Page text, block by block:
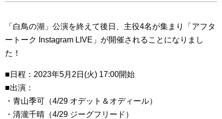
「白鳥の湖」公演を終えて後日、主役4名が集まり「アフタ
ートーク Instagram LIVE」が開催されることになりまし
た！
■日程：2023年5月2日(火) 17:00開始
■出演：
・青山季可（4/29 オデット＆オディール）
・清瀧千晴（4/29 ジーグフリード）